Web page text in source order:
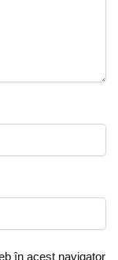
în acest navigator